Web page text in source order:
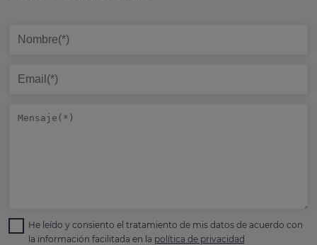
He leído y consiento el tratamiento de mis datos de acuerdo con
la información facilitada en la política de privacidad